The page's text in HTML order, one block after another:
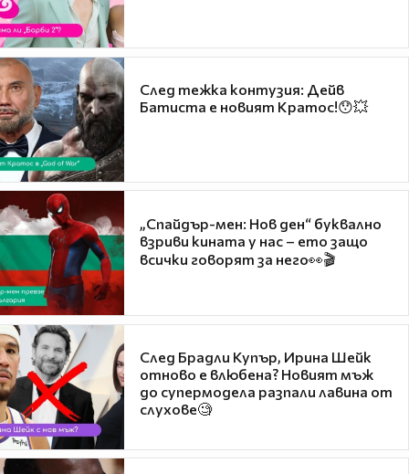
След тежка контузия: Дейв
Батиста е новият Кратос!😯💥
„Спайдър-мен: Нов ден“ буквално
взриви кината у нас – ето защо
всички говорят за него👀🎬
След Брадли Купър, Ирина Шейк
отново е влюбена? Новият мъж
до супермодела разпали лавина от
слухове🧐